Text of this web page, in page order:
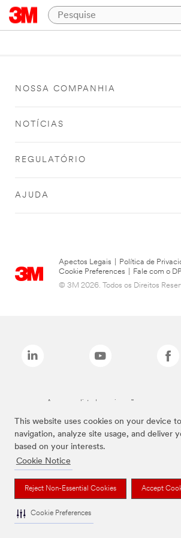
This website uses cookies on your device
navigation, analyze site usage, and deliver
based on your interests.
Cookie Notice
Reject Non-Essential Cookies Accept
Cookie Preferences
NOSSA COMPANHIA
NOTÍCIAS
REGULATÓRIO
AJUDA
Apectos Legais Política de
Cookie Preferences
Fale com o
© 3M 2026. Todos os Direitos
As marcas listadas a cima são marcas